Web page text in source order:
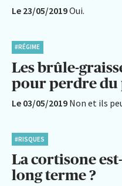
Le 23/05/2019Oui.
#RÉGIME
Les brûle-
pour perdre du
Le 03/05/2019 Non et ils
#RISQUES
La cortisone
long terme ?